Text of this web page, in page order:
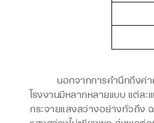
นอกจากการคำนึกถึงค่าควา
โรงงานมีหลากหลายแบบ แต่ล
กระจายแสงสว่างอย่างทั่วถึง ฉ